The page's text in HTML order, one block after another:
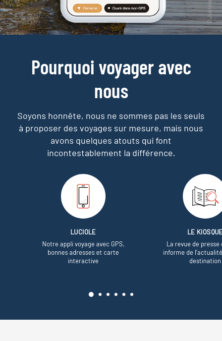
Pourquoi voyager avec
nous
Soyons honnête, nous ne sommes pas les seuls
à proposer des voyages sur mesure, mais nous
avons quelques atouts qui font
incontestablement la différence.
LUCIOLE
Notre appli voyage avec GPS,
bonnes adresses et carte
interactive
LE
La revue de presse
informe de
destination